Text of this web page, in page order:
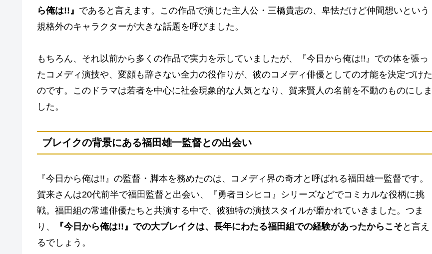
ら俺は!!』 であると言えます。この作品で演じた主人公・三橋貴志の、卑怯だけど仲間想いという
規格外のキャラクターが大きな話題を呼びました。
もちろん、それ以前から多くの作品で実力を示していましたが、『今日から俺は!!』での体を張っ
たコメディ演技や、変顔も辞さない全力の役作り が、彼のコメディ俳優としての才能を決定づけた
のです。このドラマは若者を中心に社会現象的な人気となり、賀来賢人の名前を不動のものにしま
した。
ブレイクの背景にある福田雄一監督との出会い
『今日から俺は!!』の監督・脚本を務めたのは、コメディ界の奇才と呼ばれる福田雄一監督です。
賀来さんは20代前半で福田監督と出会い、『勇者ヨシヒコ』シリーズなどでコミカルな役柄に挑
戦。福田組の常連俳優たちと共演する中で、彼独特の演技スタイルが磨かれていきました。つま
り、
『今日から俺は!!』での大ブレイクは、長年にわたる福田組での経験があったからこそ と言え
るでしょう。